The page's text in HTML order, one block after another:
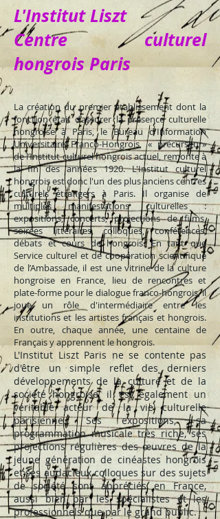
L'Institut Liszt
Centre culturel
hongrois Paris
La création du premier établissement dont la
fonction était d’assurer la présence culturelle
hongroise à Paris, le Bureau d'Information
Universitaire Franco-Hongrois, « précurseur»
de l’Institut culturel hongrois actuel, remonte à
la fin des années 1920. L'Institut culturel
hongrois est donc l'un des plus anciens centres
culturels étrangers à Paris. Il organise de
multiples manifestations culturelles :
expositions, concerts, projections de films,
soirées littéraires, colloques, conférences,
débats et cours de hongrois. En tant que
Service culturel et de coopération scientifique
de l’Ambassade, il est une vitrine de la culture
hongroise en France, lieu de rencontres et
plate-forme pour le dialogue franco-hongrois, il
joue un rôle d'intermédiaire entre les
institutions et les artistes français et hongrois.
En outre, chaque année, une centaine de
Français y apprennent le hongrois.
L'Institut Liszt Paris ne se contente pas
d'être un simple reflet des derniers
développements de la culture et de la
société hongroise, il est également un
véritable acteur de la vie culturelle
parisienne. Ses expositions, sa
programmation musicale très riche, ses
projections régulières des œuvres de la
jeune génération de cinéastes hongrois
et ses audacieux colloques sur des sujets
de société sont appréciés en France,
aussi bien par les spécialistes et les
professionnels que par le grand public.